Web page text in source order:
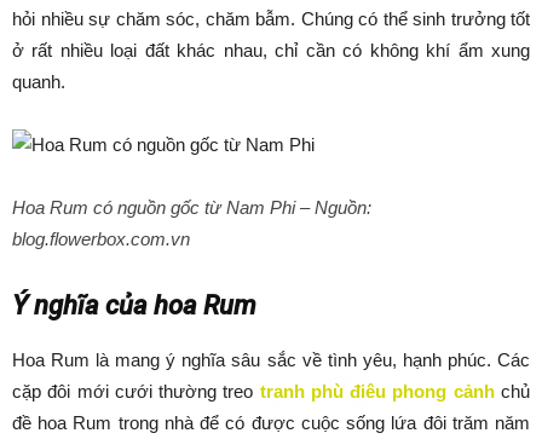
hỏi nhiều sự chăm sóc, chăm bẫm. Chúng có thể sinh trưởng tốt
ở rất nhiều loại đất khác nhau, chỉ cần có không khí ẩm xung
quanh.
Hoa Rum có nguồn gốc từ Nam Phi –Nguồn:
blog.flowerbox.com.vn
Ý nghĩa của hoa Rum
Hoa Rum là mang ý nghĩa sâu sắc về tình yêu, hạnh phúc. Các
cặp đôi mới cưới thường treo tranh phù điêu phong cảnhchủ
đề hoa Rum trong nhà để có được cuộc sống lứa đôi trăm năm